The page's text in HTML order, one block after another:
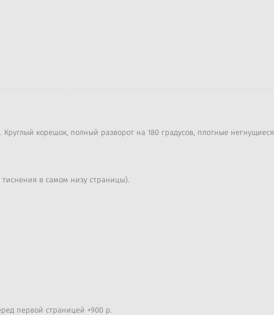
корешок, полный разворот на 180 градусов, плотные негнущиеся
тиснения в самом низу страницы).
первой страницей +900 р.